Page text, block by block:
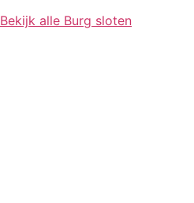
Bekijk alle Burg sloten